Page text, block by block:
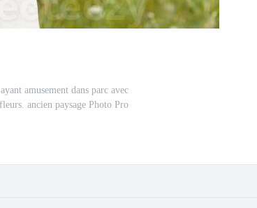
amusement dans parc avec
ancien paysage Photo Pro